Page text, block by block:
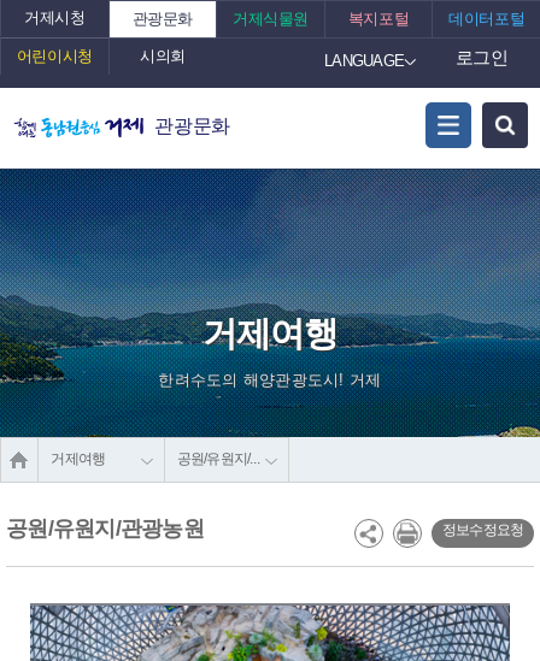
거제시청 관광문화 거제식물원 복지포털 데이터포털
어린이시청 시의회 LANGUAGE 로그인
관광문화
거제여행
한려수도의 해양관광도시! 거제
거제여행 공원/유원지/관광농원
공원/유원지/관광농원 정보수정요청